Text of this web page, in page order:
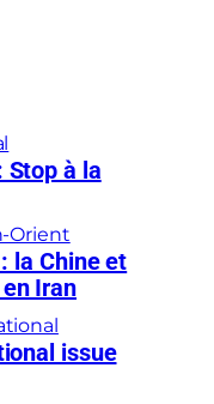
Stop à la
Orient
la Chine et
Iran
issue